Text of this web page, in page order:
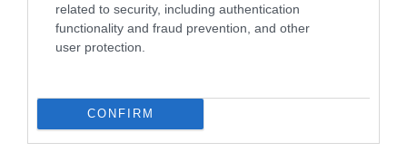
related to security, including authentication
functionality and fraud prevention, and other
user protection.
CONFIRM
leginkább kellemetlen, de gyorsan
elintézhető nyári bosszúságként
gondolkodnak, pedig bizonyos fertőzések
2026. ÁPRILIS 8. ● HAMU ÉS GYÉMÁNT
olyan veszélyes az…
HAMU ÉS GYÉMÁNT